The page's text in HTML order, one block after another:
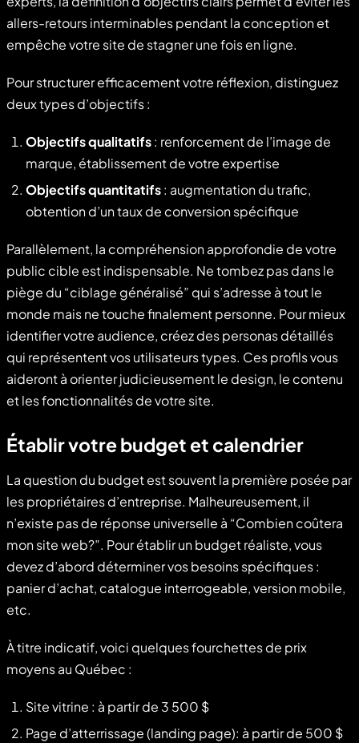
allers-retours interminables pendant la conception et
empêche votre site de stagner une fois en ligne.
Pour structurer efficacement votre réflexion, distinguez
deux types d’objectifs :
Objectifs qualitatifs: renforcement de l’image de
marque, établissement de votre expertise
Objectifs quantitatifs: augmentation du trafic,
obtention d’un taux de conversion spécifique
Parallèlement, la compréhension approfondie de votre
public cible est indispensable. Ne tombez pas dans le
piège du “ciblage généralisé” qui s’adresse à tout le
monde mais ne touche finalement personne. Pour mieux
identifier votre audience, créez des personas détaillés
qui représentent vos utilisateurs types. Ces profils vous
aideront à orienter judicieusement le design, le contenu
et les fonctionnalités de votre site.
Établir votre budget et calendrier
La question du budget est souvent la première posée par
les propriétaires d’entreprise. Malheureusement, il
n’existe pas de réponse universelle à “Combien coûtera
mon site web?”. Pour établir un budget réaliste, vous
devez d’abord déterminer vos besoins spécifiques :
panier d’achat, catalogue interrogeable, version mobile,
etc.
À titre indicatif, voici quelques fourchettes de prix
moyens au Québec :
Site vitrine : à partir de 3 500 $
Page d’atterrissage (landing page): à partir de 500 $